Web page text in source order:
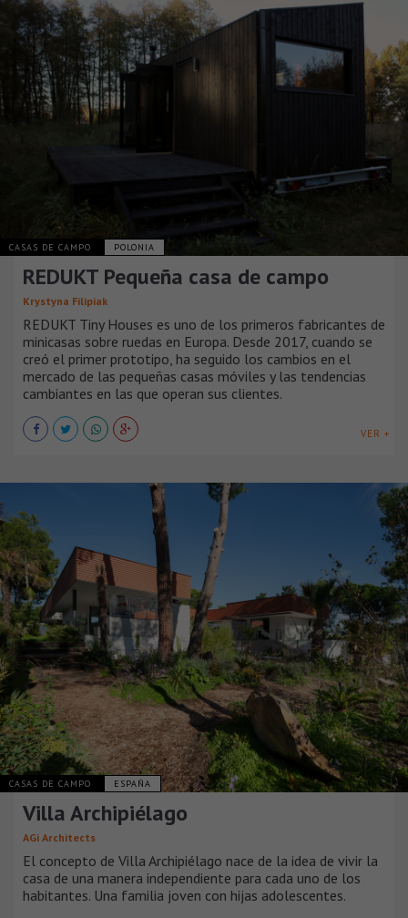
CASAS DE CAMPO POLONIA
REDUKT Pequeña casa de campo
Krystyna Filipiak
REDUKT Tiny Houses es uno de los primeros fabricantes de
minicasas sobre ruedas en Europa. Desde 2017, cuando se
creó el primer prototipo, ha seguido los cambios en el
mercado de las pequeñas casas móviles y las tendencias
cambiantes en las que operan sus clientes.
VER +
CASAS DE CAMPO ESPAÑA
Villa Archipiélago
AGi Architects
El concepto de Villa Archipiélago nace de la idea de vivir la
casa de una manera independiente para cada uno de los
habitantes. Una familia joven con hijas adolescentes.